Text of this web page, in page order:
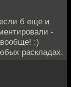
б еще и
-
:)
раскладах.